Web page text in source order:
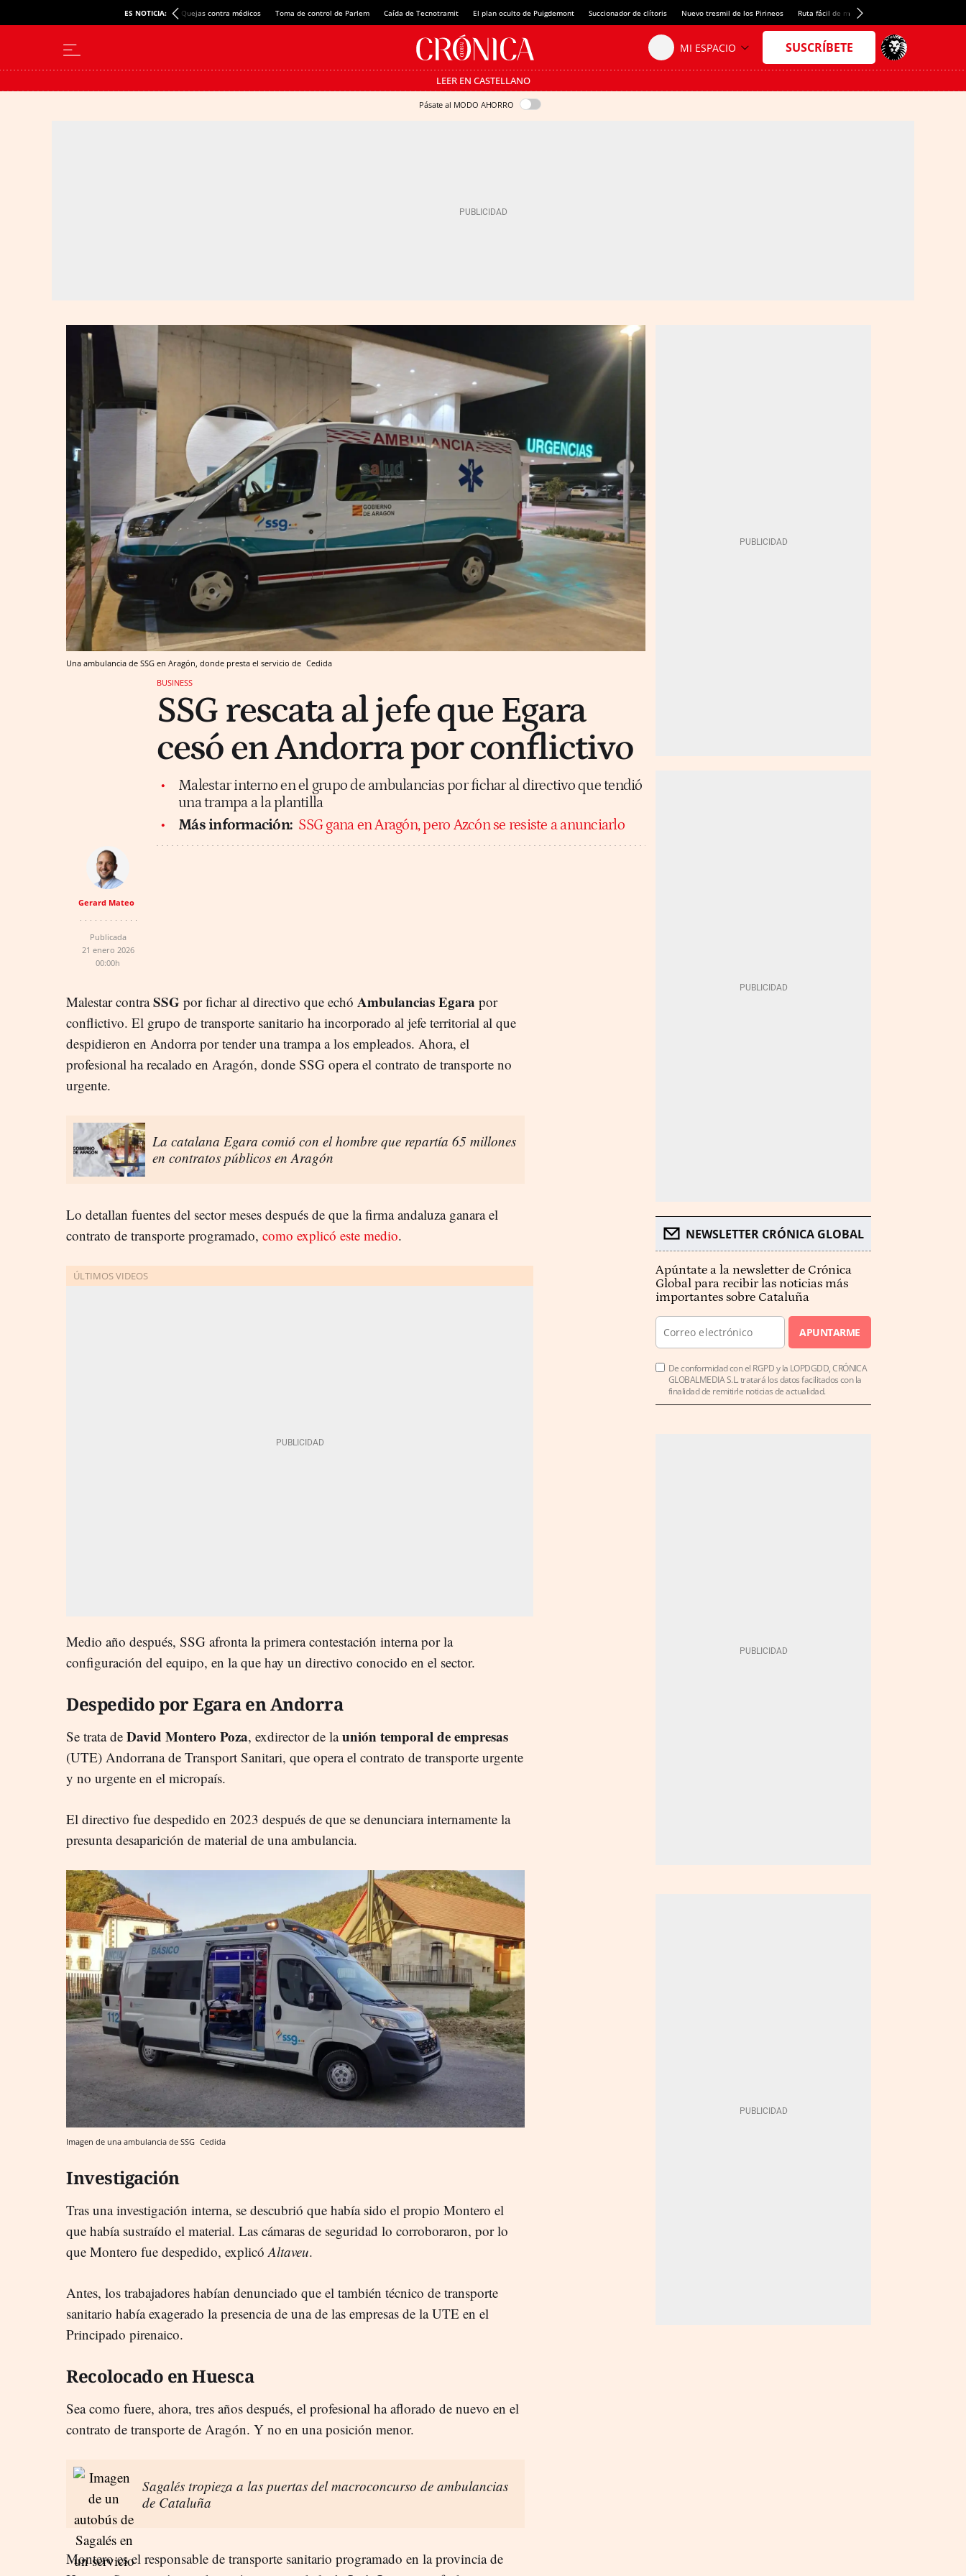
ES NOTICIA: Quejas contra médicos Toma de control de Parlem Caída de Tecnotramit El plan oculto de Puigdemont Succionador de clítoris Nuevo tresmil de los Pirineos Ruta fácil de montaña
LEER EN CASTELLANO
Pásate al MODO AHORRO
Una ambulancia de SSG en Aragón, donde presta el servicio de Cedida
BUSINESS
SSG rescata al jefe que Egara
cesó en Andorra por conflictivo
Malestar interno en el grupo de ambulancias por fichar al directivo que tendió
una trampa a la plantilla
Más información: SSG gana en Aragón, pero Azcón se resiste a anunciarlo
Gerard Mateo
Publicada
21 enero 2026
00:00h
Malestar contraSSG por fichar al directivo que echó Ambulancias Egara por
conflictivo. El grupo de transporte sanitario ha incorporado al jefe territorial al que
despidieron en Andorra por tender una trampa a los empleados. Ahora, el
profesional ha recalado en Aragón, donde SSG opera el contrato de transporte no
urgente.
La catalana Egara comió con el hombre que repartía 65 millones
en contratos públicos en Aragón
Lo detallan fuentes del sector meses después de que la firma andaluza ganara el
contrato de transporte programado, como explicó este medio.
Medio año después, SSG afronta la primera contestación interna por la
configuración del equipo, en la que hay un directivo conocido en el sector.
Despedido por Egara en Andorra
Se trata de David Montero Poza, exdirector de launión temporal de empresas
(UTE) Andorrana de Transport Sanitari, que opera el contrato de transporte urgente
y no urgente en el micropaís.
El directivo fue despedido en 2023 después de que se denunciara internamente la
presunta desaparición de material de una ambulancia.
Imagen de una ambulancia de SSG Cedida
Investigación
Tras una investigación interna, se descubrió que había sido el propio Montero el
que había sustraído el material. Las cámaras de seguridad lo corroboraron, por lo
que Montero fue despedido, explicóAltaveu.
Antes, los trabajadores habían denunciado que el también técnico de transporte
sanitario había exagerado la presencia de una de las empresas de la UTE en el
Principado pirenaico.
Recolocado en Huesca
Sea como fuere, ahora, tres años después, el profesional ha aflorado de nuevo en el
contrato de transporte de Aragón. Y no en una posición menor.
Sagalés tropieza a las puertas del macroconcurso de ambulancias
de Cataluña
Montero es el responsable de transporte sanitario programado en la provincia de
NEWSLETTER CRÓNICA GLOBAL
Apúntate a la newsletter de Crónica
Global para recibir las noticias más
importantes sobre Cataluña
APUNTARME
De conformidad con el RGPD y la LOPDGDD, CRÓNICA
GLOBALMEDIA S.L. tratará los datos facilitados con la
finalidad de remitirle noticias de actualidad.